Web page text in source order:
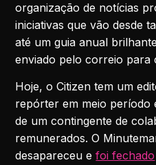
organização de notícias
iniciativas que vão desde
até um guia anual
enviado pelo correio para
Hoje, o Citizen tem um
repórter em meio período
de um contingente de
remunerados. O
desapareceu efoi fechado